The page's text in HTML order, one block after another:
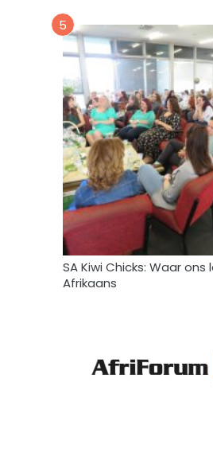
5
SA Kiwi Chicks: Waar ons
Afrikaans